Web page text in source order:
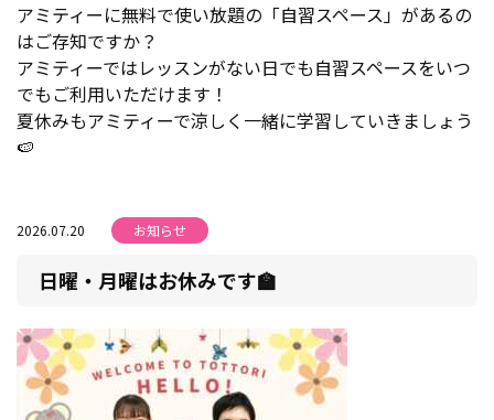
アミティーに無料で使い放題の「自習スペース」があるの
はご存知ですか？
アミティーではレッスンがない日でも自習スペースをいつ
でもご利用いただけます！
夏休みもアミティーで涼しく一緒に学習していきましょう
🍉
2026.07.20 お知らせ
日曜・月曜はお休みです🏫